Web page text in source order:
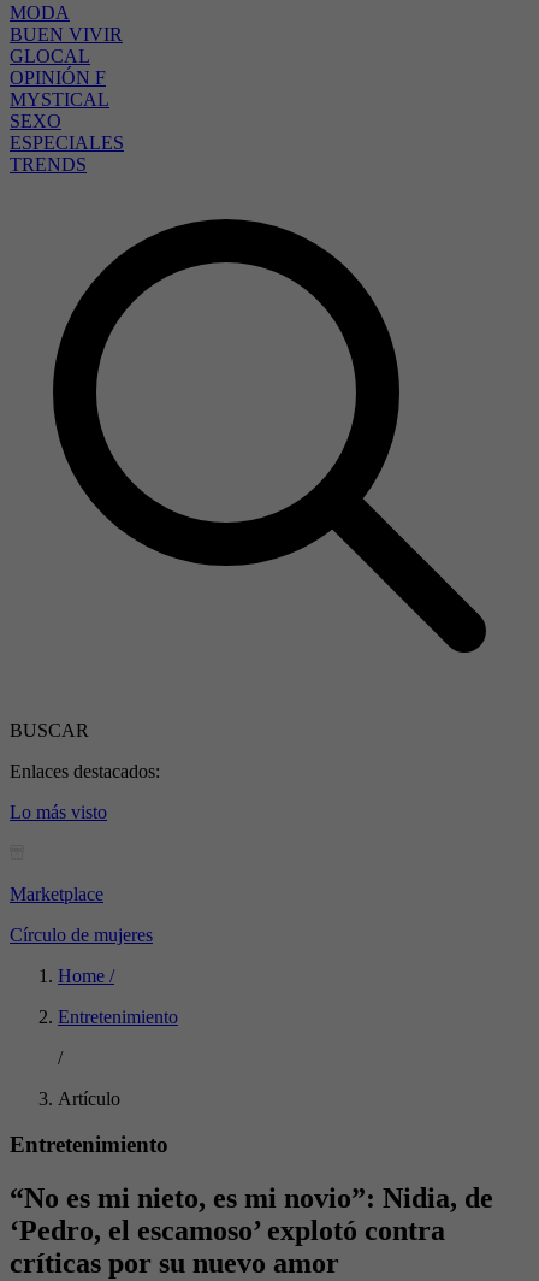
MODA
BUEN VIVIR
GLOCAL
OPINIÓN F
MYSTICAL
SEXO
ESPECIALES
TRENDS
BUSCAR
Enlaces destacados:
Lo más visto
Marketplace
Círculo de mujeres
Home /
Entretenimiento
/
Artículo
Entretenimiento
“No es mi nieto, es mi novio”: Nidia, de
‘Pedro, el escamoso’ explotó contra
críticas por su nuevo amor